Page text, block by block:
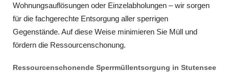
Wohnungsauflösungen oder Einzelabholungen – wir sorgen
für die fachgerechte Entsorgung aller sperrigen
Gegenstände. Auf diese Weise minimieren Sie Müll und
fördern die Ressourcenschonung.
Ressourcenschonende Sperrmüllentsorgung in Stutensee